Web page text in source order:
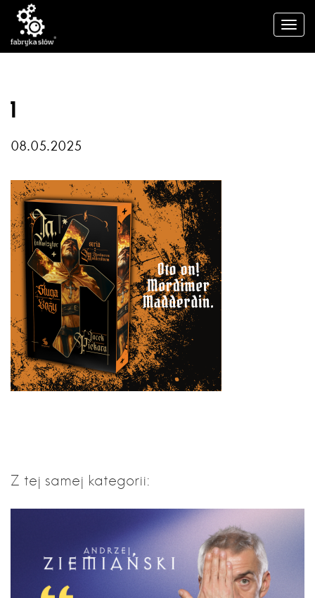
1
08.05.2025
Z tej samej kategorii: